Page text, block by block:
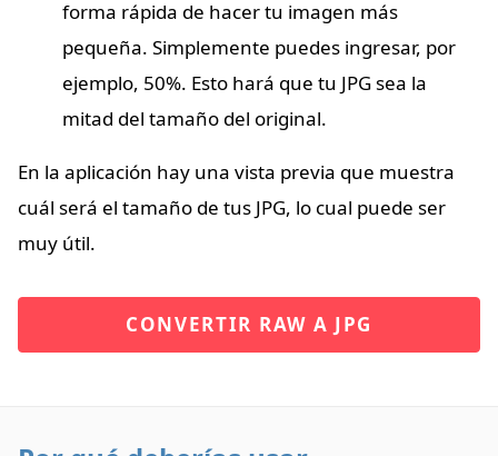
forma rápida de hacer tu imagen más
pequeña. Simplemente puedes ingresar, por
ejemplo, 50%. Esto hará que tu JPG sea la
mitad del tamaño del original.
En la aplicación hay una vista previa que muestra
cuál será el tamaño de tus JPG, lo cual puede ser
muy útil.
CONVERTIR RAW A JPG